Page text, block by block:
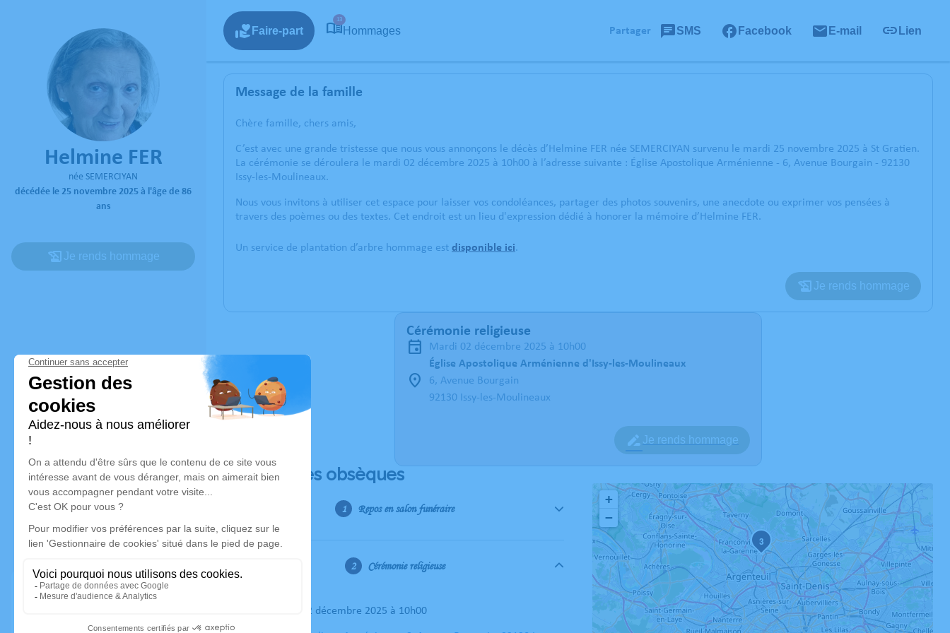
Helmine FER
née SEMERCIYAN
décédée le 25 novembre 2025 à l'âge de 86
ans
Je rends hommage
Faire-part
13
Hommages Partager SMS Facebook E-mail Lien
Message de la famille
Chère famille, chers amis,
C’est avec une grande tristesse que nous vous annonçons le décès d’Helmine FER née SEMERCIYAN survenu le mardi 25 novembre 2025 à St Gratien.
La cérémonie se déroulera le mardi 02 décembre 2025 à 10h00 à l’adresse suivante : Église Apostolique Arménienne - 6, Avenue Bourgain - 92130
Issy-les-Moulineaux.
Nous vous invitons à utiliser cet espace pour laisser vos condoléances, partager des photos souvenirs, une anecdote ou exprimer vos pensées à
travers des poèmes ou des textes. Cet endroit est un lieu d'expression dédié à honorer la mémoire d’Helmine FER.
Un service de plantation d’arbre hommage est disponible ici.
Je rends hommage
Cérémonie religieuse
mardi 02 décembre 2025 à 10h00
Église Apostolique Arménienne d'Issy-les-Moulineaux
6, Avenue Bourgain
92130 Issy-les-Moulineaux
Je rends hommage
Déroulé des obsèques
Repos en salon funéraire
Cérémonie religieuse
Le mardi 02 décembre 2025 à 10h00
3
+
−